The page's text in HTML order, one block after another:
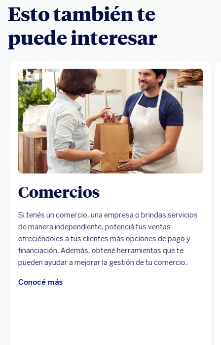
Esto también te
puede interesar
Comercios
Si tenés un comercio, una empresa o brindas servicios
de manera independiente, potenciá tus ventas
ofreciéndoles a tus clientes más opciones de pago y
financiación. Además, obtené herramientas que te
pueden ayudar a mejorar la gestión de tu comercio.
Conocé más